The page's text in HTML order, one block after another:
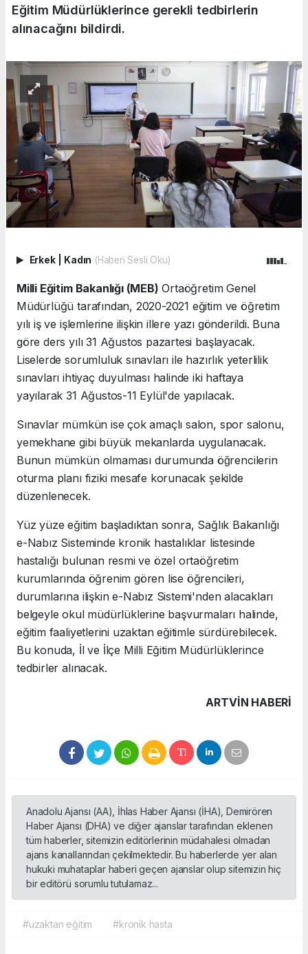
Eğitim Müdürlüklerince gerekli tedbirlerin
alınacağını bildirdi.
Erkek Kadın (Haberi Sesli Oku)
Milli Eğitim Bakanlığı (MEB) Ortaöğretim Genel
Müdürlüğü tarafından, 2020-2021 eğitim ve öğretim
yılı iş ve işlemlerine ilişkin illere yazı gönderildi. Buna
göre ders yılı 31 Ağustos pazartesi başlayacak.
Liselerde sorumluluk sınavları ile hazırlık yeterlilik
sınavları ihtiyaç duyulması halinde iki haftaya
yayılarak 31 Ağustos-11 Eylül'de yapılacak.
Sınavlar mümkün ise çok amaçlı salon, spor salonu,
yemekhane gibi büyük mekanlarda uygulanacak.
Bunun mümkün olmaması durumunda öğrencilerin
oturma planı fiziki mesafe korunacak şekilde
düzenlenecek.
Yüz yüze eğitim başladıktan sonra, Sağlık Bakanlığı
e-Nabız Sisteminde kronik hastalıklar listesinde
hastalığı bulunan resmi ve özel ortaöğretim
kurumlarında öğrenim gören lise öğrencileri,
durumlarına ilişkin e-Nabız Sistemi'nden alacakları
belgeyle okul müdürlüklerine başvurmaları halinde,
eğitim faaliyetlerini uzaktan eğitimle sürdürebilecek.
Bu konuda, İl ve İlçe Milli Eğitim Müdürlüklerince
tedbirler alınacak.
ARTVIN HABERİ
Anadolu Ajansı (AA), İhlas Haber Ajansı (İHA), Demirören
Haber Ajansı (DHA) ve diğer ajanslar tarafından eklenen
tüm haberler, sitemizin editörlerinin müdahalesi olmadan
ajans kanallarından çekilmektedir. Bu haberlerde yer alan
hukuki muhataplar haberi geçen ajanslar olup sitemizin hiç
bir editörü sorumlu tutulamaz...
#uzaktan eğitim #kronik hasta